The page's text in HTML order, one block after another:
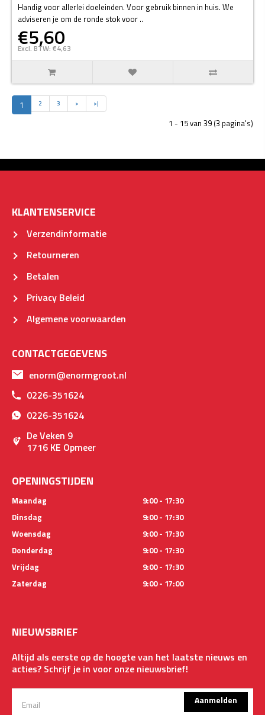
Handig voor allerlei doeleinden. Voor gebruik binnen in huis. We
adviseren je om de ronde stok voor ..
€5,60
Excl. BTW: €4,63
1 2 3 > >|
1 - 15 van 39 (3 pagina's)
KLANTENSERVICE
Verzendinformatie
Retourneren
Betalen
Privacy Beleid
Algemene voorwaarden
CONTACTGEGEVENS
enorm@enormgroot.nl
0226-351624
0226-351624
De Veken 9
1716 KE Opmeer
OPENINGSTIJDEN
Maandag
9:00 - 17:30
Dinsdag
9:00 - 17:30
Woensdag
9:00 - 17:30
Donderdag
9:00 - 17:30
Vrijdag
9:00 - 17:30
Zaterdag
9:00 - 17:00
NIEUWSBRIEF
Altijd als eerste op de hoogte van het laatste nieuws en
acties? Schrijf je in voor onze nieuwsbrief!
Aanmelden